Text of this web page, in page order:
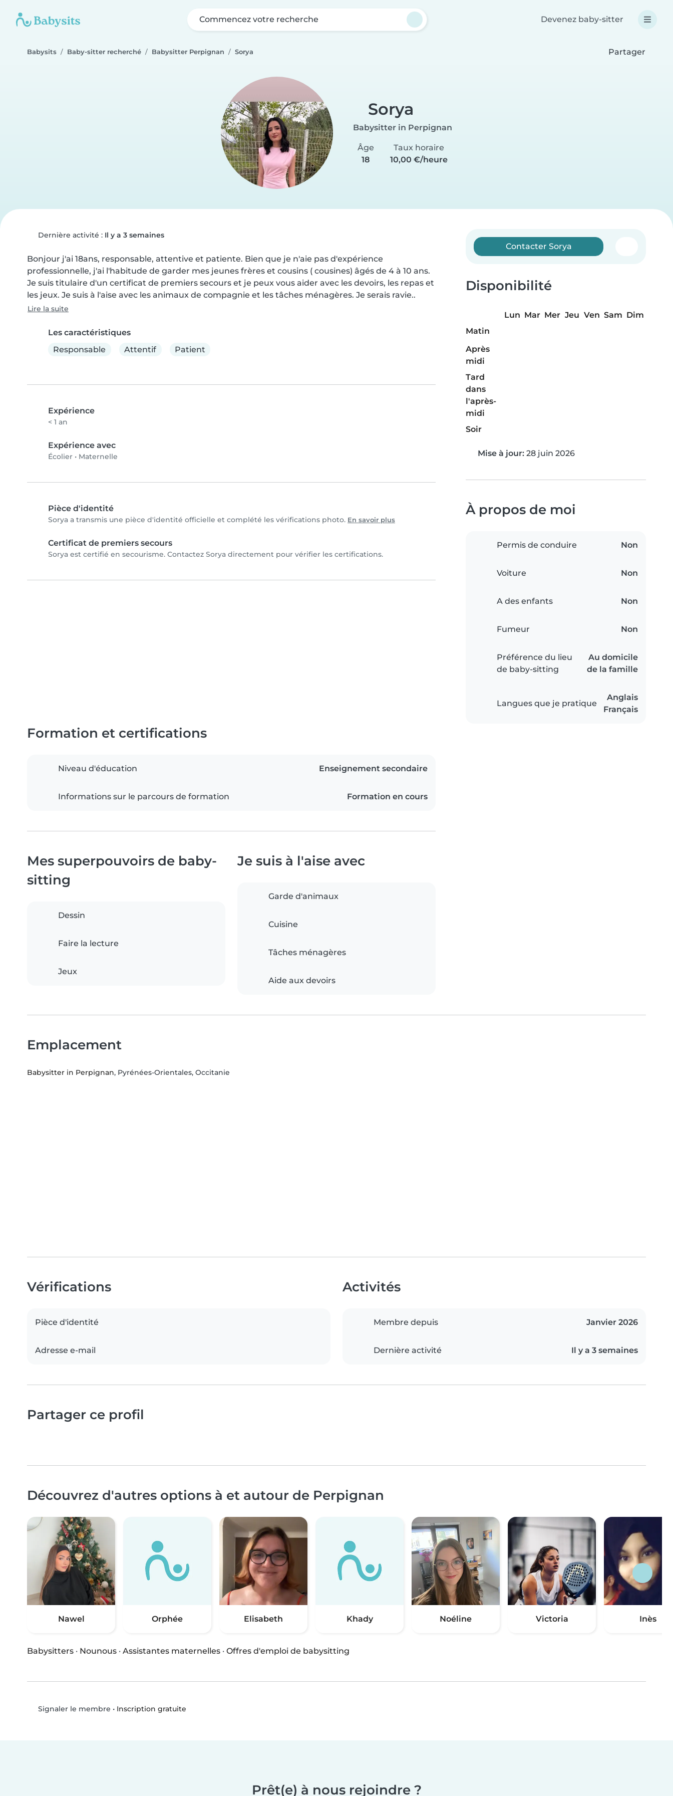
Commencez votre recherche Devenez baby-sitter
Babysits Baby-sitter recherché Babysitter Perpignan Sorya Partager
Sorya
Babysitter in Perpignan
Âge
18
Taux horaire
10,00 €/heure
Dernière activité : Il y a 3 semaines
Bonjour j'ai 18ans, responsable, attentive et patiente. Bien que je n'aie pas d'expérience
professionnelle, j'ai l'habitude de garder mes jeunes frères et cousins ( cousines) âgés de 4 à 10 ans.
Je suis titulaire d'un certificat de premiers secours et je peux vous aider avec les devoirs, les repas et
les jeux. Je suis à l'aise avec les animaux de compagnie et les tâches ménagères. Je serais ravie..
Lire la suite
Les caractéristiques
Responsable
Attentif Patient
Expérience
< 1 an
Expérience avec
Écolier • Maternelle
Pièce d'identité
Sorya a transmis une pièce d'identité officielle et complété les vérifications photo. En savoir plus
Certificat de premiers secours
Sorya est certifié en secourisme. Contactez Sorya directement pour vérifier les certifications.
Contacter Sorya
Disponibilité
Lun Mar Mer Jeu Ven Sam Dim
Matin
Après
midi
Tard
dans
l'après-
midi
Soir
Mise à jour: 28 juin 2026
À propos de moi
Permis de conduire Non
Voiture Non
A des enfants Non
Fumeur Non
Préférence du lieu
de baby-sitting
Au domicile
de la famille
Langues que je pratique
Anglais
Français
Formation et certifications
Niveau d'éducation Enseignement secondaire
Informations sur le parcours de formation Formation en cours
Mes superpouvoirs de baby-
sitting
Dessin
Faire la lecture
Jeux
Je suis à l'aise avec
Garde d'animaux
Cuisine
Tâches ménagères
Aide aux devoirs
Emplacement
Babysitter in Perpignan, Pyrénées-Orientales, Occitanie
Vérifications
Pièce d'identité
Adresse e-mail
Activités
Membre depuis Janvier 2026
Dernière activité Il y a 3 semaines
Partager ce profil
Découvrez d'autres options à et autour de Perpignan
Nawel Orphée Elisabeth Khady Noéline Victoria Inès
Babysitters · Nounous · Assistantes maternelles · Offres d'emploi de babysitting
Signaler le membre • Inscription gratuite
Prêt(e) à nous rejoindre ?